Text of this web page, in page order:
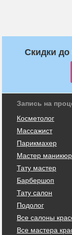
Скидки до
Запись на
Косметолог
Массажист
Парикмахер
Мастер
Тату мастер
Барбершоп
Тату салон
Подолог
Все салоны
Все мастера